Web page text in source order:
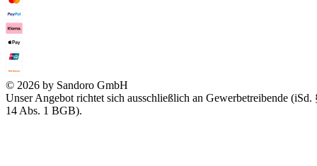
© 2026 by Sandoro GmbH
Unser Angebot richtet sich ausschließlich an Gewerbetreibende (iSd.
14 Abs. 1 BGB).